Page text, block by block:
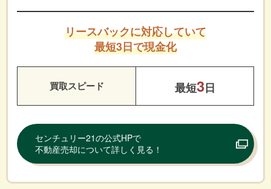
リースバックに対応していて
最短3日で現金化
買取スピード 最短3日
センチュリー21の公式HPで
不動産売却について詳しく見る！